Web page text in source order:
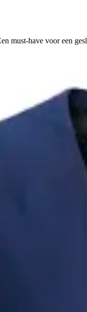
must-have voor een